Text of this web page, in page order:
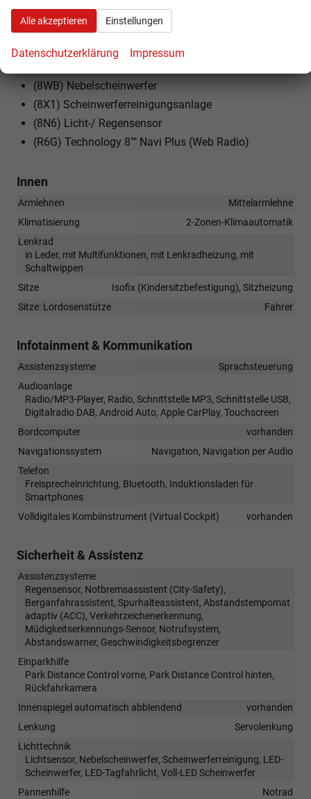
(U47) Leichtmetallräder ""SCUTUS"" 7J x 17"" - 4 Stk.
(TA) Loft
(W5F) Parking Paket
(8WB) Nebelscheinwerfer
(8X1) Scheinwerferreinigungsanlage
(8N6) Licht-/ Regensensor
(R6G) Technology 8"" Navi Plus (Web Radio)
Innen
Armlehnen
Mittelarmlehne
Klimatisierung
2-Zonen-Klimaautomatik
Lenkrad
in Leder, mit Multifunktionen, mit Lenkradheizung, mit
Schaltwippen
Sitze
Isofix (Kindersitzbefestigung), Sitzheizung
Sitze: Lordosenstütze
Fahrer
Infotainment & Kommunikation
Assistenzsysteme
Sprachsteuerung
Audioanlage
Radio/MP3-Player, Radio, Schnittstelle MP3, Schnittstelle USB,
Digitalradio DAB, Android Auto, Apple CarPlay, Touchscreen
Bordcomputer
vorhanden
Navigationssystem
Navigation, Navigation per Audio
Telefon
Freisprecheinrichtung, Bluetooth, Induktionsladen für
Smartphones
Volldigitales Kombiinstrument (Virtual Cockpit)
vorhanden
Sicherheit & Assistenz
Assistenzsysteme
Regensensor, Notbremsassistent (City-Safety),
Berganfahrassistent, Spurhalteassistent, Abstandstempomat
adaptiv (ACC), Verkehrzeichenerkennung,
Müdigkeitserkennungs-Sensor, Notrufsystem,
Abstandswarner, Geschwindigkeitsbegrenzer
Einparkhilfe
Park Distance Control vorne, Park Distance Control hinten,
Rückfahrkamera
Innenspiegel automatisch abblendend
vorhanden
Lenkung
Servolenkung
Lichttechnik
Lichtsensor, Nebelscheinwerfer, Scheinwerferreinigung, LED-
Scheinwerfer, LED-Tagfahrlicht, Voll-LED Scheinwerfer
Pannenhilfe
Notrad
Alle akzeptieren Einstellungen
Datenschutzerklärung Impressum